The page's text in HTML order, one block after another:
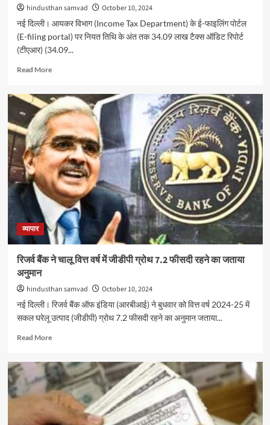
hindusthan samvad
October 10, 2024
नई दिल्ली। आयकर विभाग (Income Tax Department) के ई-फाइलिंग पोर्टल
(E-filing portal) पर नियत तिथि के अंत तक 34.09 लाख टैक्स ऑडिट रिपोर्ट
(टीएआर) (34.09...
Read MoreRead
आयकर
विभाग
के
ई-
फाइलिंग
पोर्टल
पर
34.84
लाख
से
अधिक
ऑडिट
रिपोर्ट
व्यापार
रिजर्व बैंक ने चालू वित्त वर्ष में जीडीपी ग्रोथ 7.2 फीसदी रहने का जताया
अनुमान
hindusthan samvad
October 10, 2024
नई दिल्ली। रिजर्व बैंक ऑफ इंडिया (आरबीआई) ने बुधवार को वित्त वर्ष 2024-25 में
सकल घरेलू उत्‍पाद (जीडीपी) ग्रोथ 7.2 फीसदी रहने का अनुमान जताया...
Read MoreRead
रिजर्व
बैंक
ने
चालू
वित्त